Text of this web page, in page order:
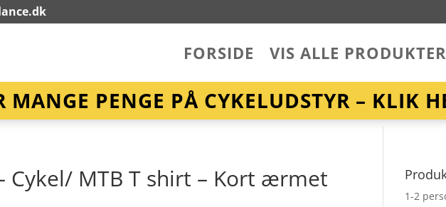
FORSIDE VIS ALLE PRODUKTER
MANGE PENGE PÅ CYKELUDSTYR – KLIK
Cykel/ MTB T shirt – Kort ærmet
1-2